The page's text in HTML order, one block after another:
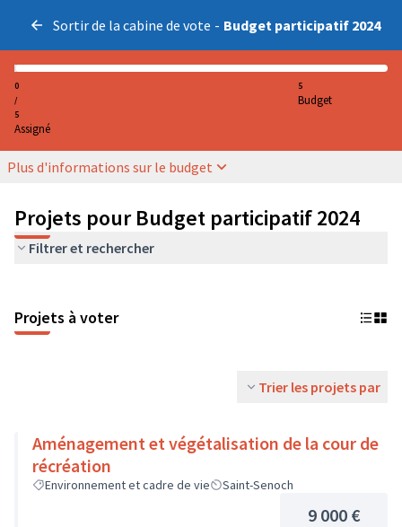
Sortir de la cabine de vote - Budget participatif 2024
0
/
5
Assigné
5
Budget
Plus d'informations sur le budget
Projets pour Budget participatif 2024
Filtrer et rechercher
Projets à voter
Trier les projets par
Aménagement et végétalisation de la cour de
récréation
Environnement et cadre de vie Saint-Senoch
9 000 €